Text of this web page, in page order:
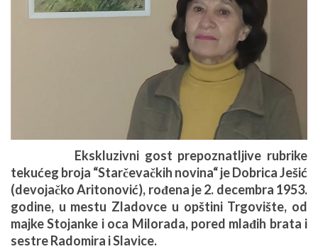
Ekskluzivni gost prepoznatljive rubrike
tekućeg broja “Starčevačkih novina“ je Dobrica Ješić
(devojačko Aritonović), rođena je 2. decembra 1953.
godine, u mestu Zladovce u opštini Trgovište, od
majke Stojanke i oca Milorada, pored mlađih brata i
sestre Radomira i Slavice.